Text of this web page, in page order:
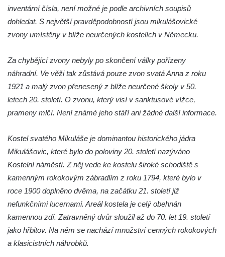
Skalní kaple svatého Antonína v Antonínově
údolí u Mařenic
Skalní kaple nad Hamerským potokem v
Kostel svatých Petra a Pavla v Horním
Prysku
Kostel svatého Jakuba Staršího v České
Kamenici
Kaple Panny Marie v ulici Na Skalce ve
Cvikově
Kaple na návsi v Brozánkách
Kaple Nejsvětější Trojice v centru Hořína
Výklenková kaple v jižní části Hořína
inventární čísla, není možné je podle archivních soupisů
dohledat. S největší pravděpodobností jsou mikulášovické
zvony umístěny v blíže neurčených kostelích v Německu.
Za chybějící zvony nebyly po skončení války pořízeny
náhradní. Ve věži tak zůstává pouze zvon svatá Anna z roku
1921 a malý zvon přenesený z blíže neurčené školy v 50.
letech 20. století. O zvonu, který visí v sanktusové vížce,
prameny mlčí. Není známé jeho stáří ani žádné další informace.
Kostel svatého Mikuláše je dominantou historického jádra
Mikulášovic, které bylo do poloviny 20. století nazýváno
Kostelní náměstí. Z něj vede ke kostelu široké schodiště s
kamenným rokokovým zábradlím z roku 1794, které bylo v
roce 1900 doplněno dvěma, na začátku 21. století již
nefunkčními lucernami. Areál kostela je celý obehnán
kamennou zdí. Zatravněný dvůr sloužil až do 70. let 19. století
jako hřbitov. Na něm se nachází množství cenných rokokových
a klasicistních náhrobků.